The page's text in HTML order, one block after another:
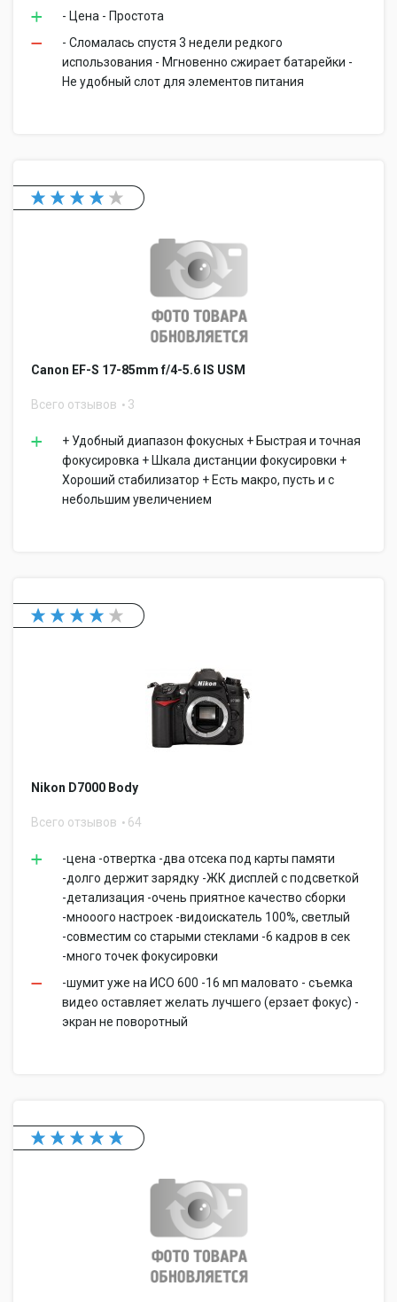
- Цена - Простота
- Сломалась спустя 3 недели редкого
использования - Мгновенно сжирает батарейки -
Не удобный слот для элементов питания
Canon EF-S 17-85mm f/4-5.6 IS USM
Всего отзывов 3
+ Удобный диапазон фокусных + Быстрая и точная
фокусировка + Шкала дистанции фокусировки +
Хороший стабилизатор + Есть макро, пусть и с
небольшим увеличением
Nikon D7000 Body
Всего отзывов 64
-цена -отвертка -два отсека под карты памяти
-долго держит зарядку -ЖК дисплей с подсветкой
-детализация -очень приятное качество сборки
-мнооого настроек -видоискатель 100%, светлый
-совместим со старыми стеклами -6 кадров в сек
-много точек фокусировки
-шумит уже на ИСО 600 -16 мп маловато - съемка
видео оставляет желать лучшего (ерзает фокус) -
экран не поворотный